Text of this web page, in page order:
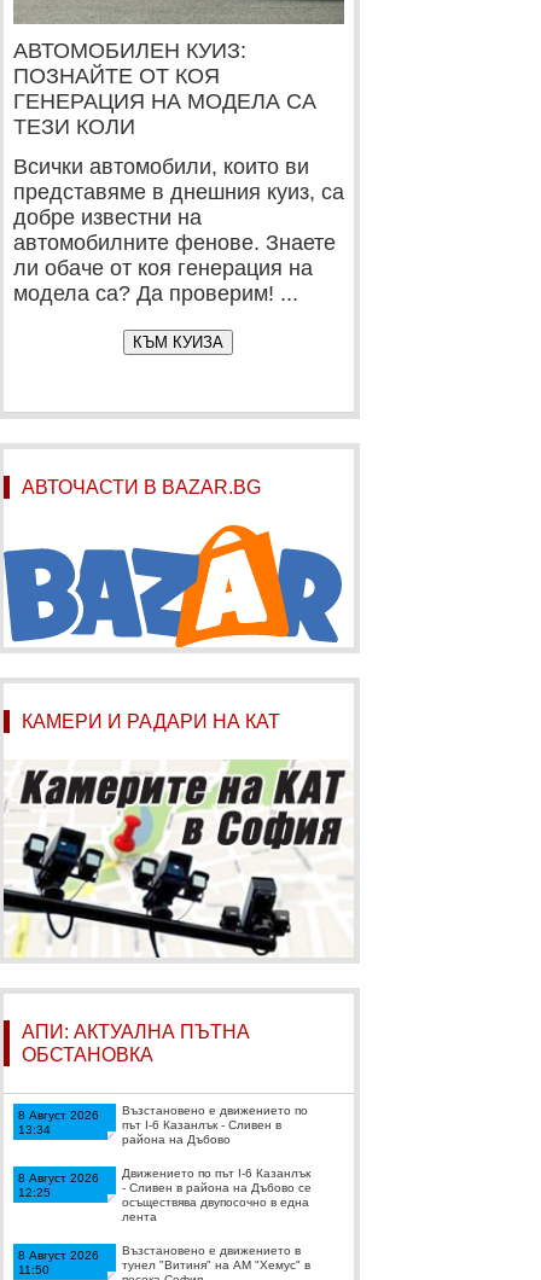
АВТОМОБИЛЕН КУИЗ:
ПОЗНАЙТЕ ОТ КОЯ
ГЕНЕРАЦИЯ НА МОДЕЛА СА
ТЕЗИ КОЛИ
Всички автомобили, които ви
представяме в днешния куиз, са
добре известни на
автомобилните фенове. Знаете
ли обаче от коя генерация на
модела са? Да проверим! ...
КЪМ КУИЗА
АВТОЧАСТИ В BAZAR.BG
КАМЕРИ И РАДАРИ НА КАТ
АПИ: АКТУАЛНА ПЪТНА
ОБСТАНОВКА
8 Август 2026
13:34
Възстановено е движението по
път I-6 Казанлък - Сливен в
района на Дъбово
8 Август 2026
12:25
Движението по път I-6 Казанлък
- Сливен в района на Дъбово се
осъществява двупосочно в една
лента
8 Август 2026
11:50
Възстановено е движението в
тунел "Витиня" на АМ "Хемус" в